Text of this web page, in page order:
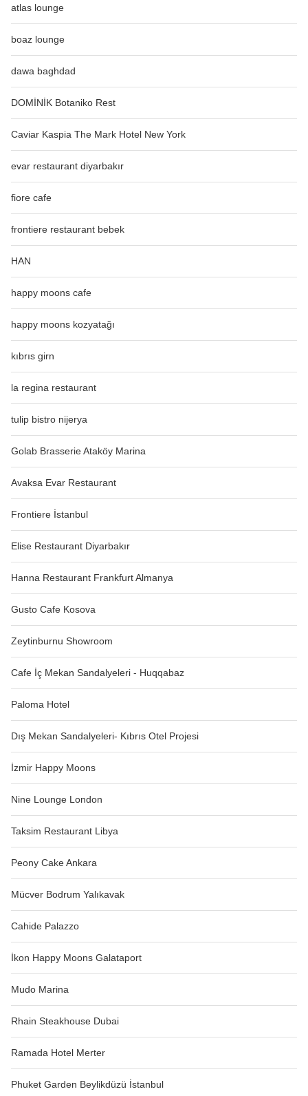
atlas lounge
boaz lounge
dawa baghdad
DOMİNİK Botaniko Rest
Caviar Kaspia The Mark Hotel New York
evar restaurant diyarbakır
fiore cafe
frontiere restaurant bebek
HAN
happy moons cafe
happy moons kozyatağı
kıbrıs girn
la regina restaurant
tulip bistro nijerya
Golab Brasserie Ataköy Marina
Avaksa Evar Restaurant
Frontiere İstanbul
Elise Restaurant Diyarbakır
Hanna Restaurant Frankfurt Almanya
Gusto Cafe Kosova
Zeytinburnu Showroom
Cafe İç Mekan Sandalyeleri - Huqqabaz
Paloma Hotel
Dış Mekan Sandalyeleri- Kıbrıs Otel Projesi
İzmir Happy Moons
Nine Lounge London
Taksim Restaurant Libya
Peony Cake Ankara
Mücver Bodrum Yalıkavak
Cahide Palazzo
İkon Happy Moons Galataport
Mudo Marina
Rhain Steakhouse Dubai
Ramada Hotel Merter
Phuket Garden Beylikdüzü İstanbul